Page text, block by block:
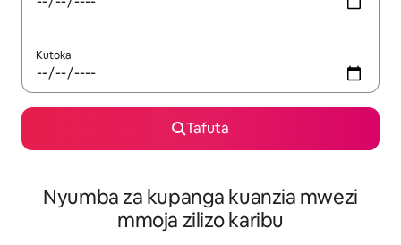
Kutoka
Tafuta
Nyumba za kupanga kuanzia mwezi
mmoja zilizo karibu